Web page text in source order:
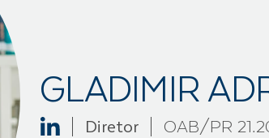
GLADIMIR
Diretor OAB/PR